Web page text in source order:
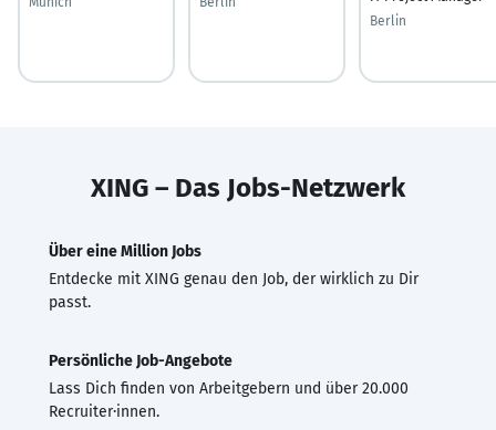
Berlin
XING – Das Jobs-Netzwerk
Über eine Million Jobs
Entdecke mit XING genau den Job, der wirklich zu Dir
passt.
Persönliche Job-Angebote
Lass Dich finden von Arbeitgebern und über 20.000
Recruiter·innen.